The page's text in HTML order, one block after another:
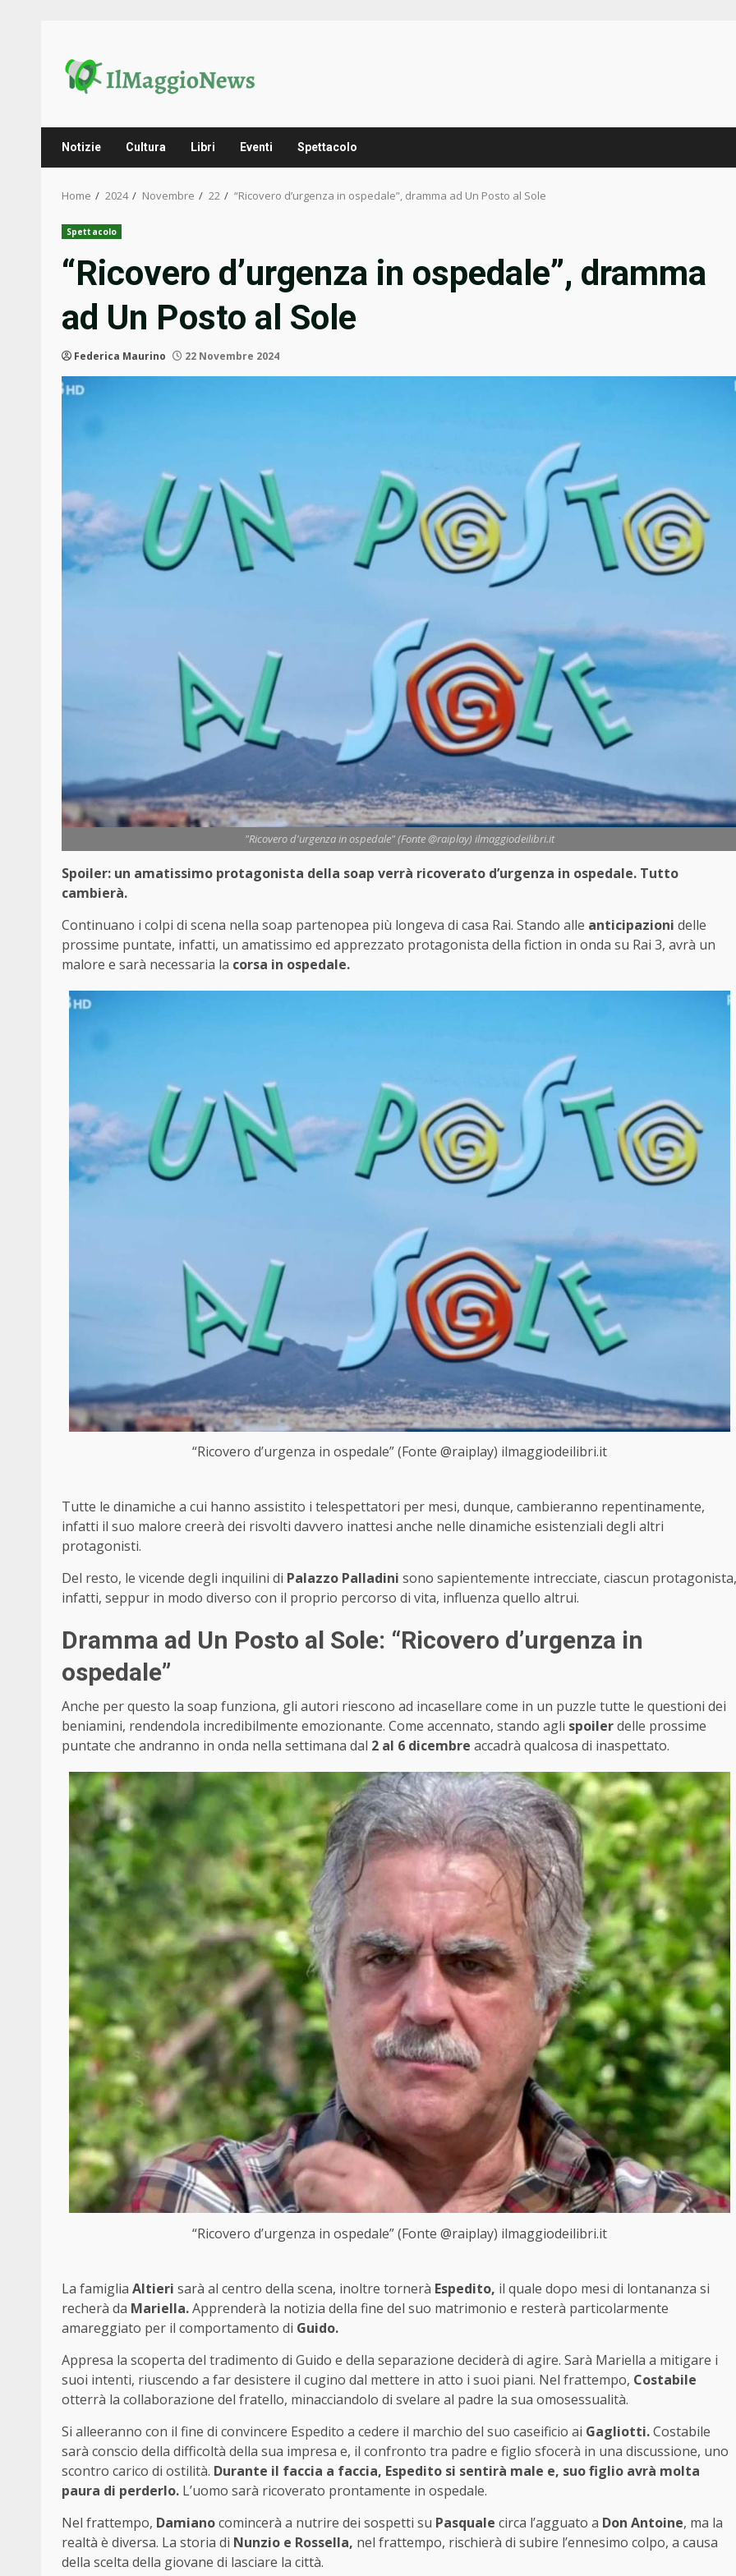
content
Notizie Cultura Libri Eventi Spettacolo
Home 2024 Novembre 22 “Ricovero d’urgenza in ospedale”, dramma ad Un Posto al Sole
Spettacolo
“Ricovero d’urgenza in ospedale”, dramma
ad Un Posto al Sole
Federica Maurino 22 Novembre 2024
"Ricovero d'urgenza in ospedale" (Fonte @raiplay) ilmaggiodeilibri.it
Spoiler: un amatissimo protagonista della soap verrà ricoverato d’urgenza in ospedale. Tutto
cambierà.
Continuano i colpi di scena nella soap partenopea più longeva di casa Rai. Stando alle anticipazioni delle
prossime puntate, infatti, un amatissimo ed apprezzato protagonista della fiction in onda su Rai 3, avrà un
malore e sarà necessaria la corsa in ospedale.
“Ricovero d’urgenza in ospedale” (Fonte @raiplay) ilmaggiodeilibri.it
Tutte le dinamiche a cui hanno assistito i telespettatori per mesi, dunque, cambieranno repentinamente,
infatti il suo malore creerà dei risvolti davvero inattesi anche nelle dinamiche esistenziali degli altri
protagonisti.
Del resto, le vicende degli inquilini di Palazzo Palladini sono sapientemente intrecciate, ciascun protagonista,
infatti, seppur in modo diverso con il proprio percorso di vita, influenza quello altrui.
Dramma ad Un Posto al Sole: “Ricovero d’urgenza in
ospedale”
Anche per questo la soap funziona, gli autori riescono ad incasellare come in un puzzle tutte le questioni dei
beniamini, rendendola incredibilmente emozionante. Come accennato, stando agli spoilerdelle prossime
puntate che andranno in onda nella settimana dal 2 al 6 dicembre accadrà qualcosa di inaspettato.
“Ricovero d’urgenza in ospedale” (Fonte @raiplay) ilmaggiodeilibri.it
La famiglia Altieri sarà al centro della scena, inoltre tornerà Espedito, il quale dopo mesi di lontananza si
recherà da Mariella.Apprenderà la notizia della fine del suo matrimonio e resterà particolarmente
amareggiato per il comportamento di Guido.
Appresa la scoperta del tradimento di Guido e della separazione deciderà di agire. Sarà Mariella a mitigare i
suoi intenti, riuscendo a far desistere il cugino dal mettere in atto i suoi piani. Nel frattempo, Costabile
otterrà la collaborazione del fratello, minacciandolo di svelare al padre la sua omosessualità.
Si alleeranno con il fine di convincere Espedito a cedere il marchio del suo caseificio ai Gagliotti.Costabile
sarà conscio della difficoltà della sua impresa e, il confronto tra padre e figlio sfocerà in una discussione, uno
scontro carico di ostilità. Durante il faccia a faccia, Espedito si sentirà male e, suo figlio avrà molta
paura di perderlo. L’uomo sarà ricoverato prontamente in ospedale.
Nel frattempo, Damianocomincerà a nutrire dei sospetti su Pasquale circa l’agguato a Don Antoine, ma la
realtà è diversa. La storia di Nunzio e Rossella, nel frattempo, rischierà di subire l’ennesimo colpo, a causa
della scelta della giovane di lasciare la città.